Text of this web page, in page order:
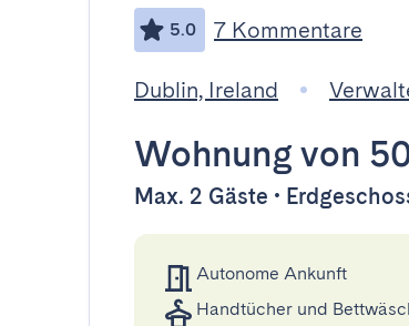
5.0 7 Kommentare
Dublin, Ireland
Wohnungvon
Max. 2 Gäste •
Autonome Ankunft
Handtücher und